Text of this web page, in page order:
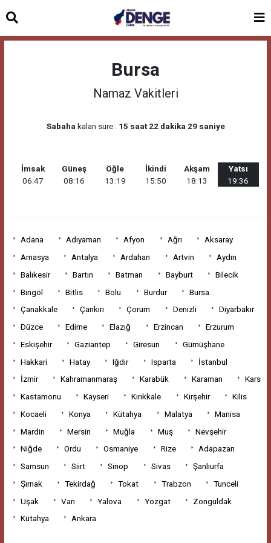
Bursa
Namaz Vakitleri
Sabaha kalan süre : 15 saat 22 dakika 29 saniye
İmsak
06:47
Güneş
08:16
Öğle
13:19
İkindi
15:50
Akşam
18:13
Yatsı
19:36
Adana Adıyaman Afyon Ağrı
Aksaray
Amasya
Antalya Ardahan Artvin
Aydın
Balıkesir
Bartın Batman Bayburt
Bilecik
Bingöl
Bitlis Bolu Burdur
Bursa
Çanakkale
Çankırı Çorum Denizli
Diyarbakır
Düzce
Edirne Elazığ Erzincan
Erzurum
Eskişehir
Gaziantep Giresun
Gümüşhane
Hakkari
Hatay Iğdır Isparta
İstanbul
İzmir
Kahramanmaraş Karabük Karaman
Kars
Kastamonu
Kayseri Kırıkkale Kırşehir
Kilis
Kocaeli
Konya Kütahya Malatya
Manisa
Mardin
Mersin Muğla Muş
Nevşehir
Niğde
Ordu Osmaniye Rize
Adapazarı
Samsun
Siirt Sinop Sivas
Şanlıurfa
Şırnak
Tekirdağ Tokat Trabzon
Tunceli
Uşak
Van Yalova Yozgat
Zonguldak
Kütahya
Ankara